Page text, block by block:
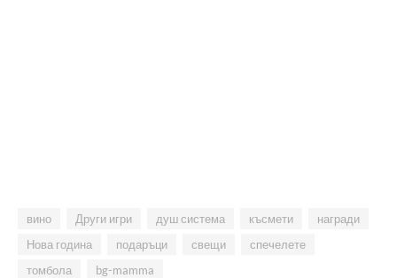
вино Други игри душ система късмети
награди
Нова година
подаръци свещи
спечелете
томбола
bg-mamma